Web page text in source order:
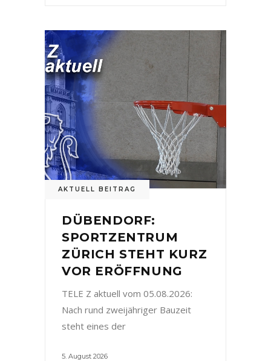
AKTUELL BEITRAG
DÜBENDORF:
SPORTZENTRUM
ZÜRICH STEHT KURZ
VOR ERÖFFNUNG
TELE Z aktuell vom 05.08.2026:
Nach rund zweijähriger Bauzeit
steht eines der
5. August 2026